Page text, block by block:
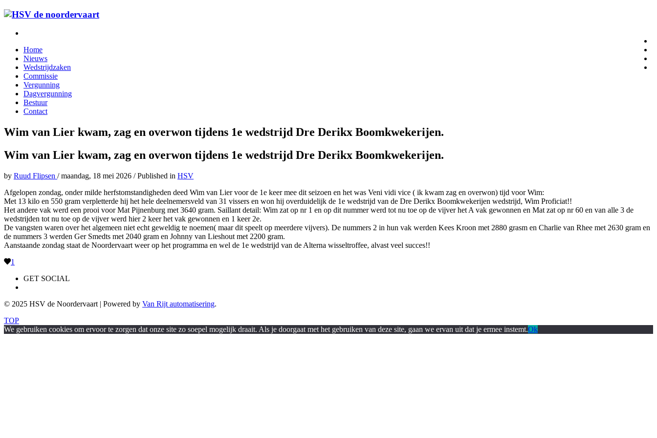
Home
Nieuws
Wedstrijdzaken
Commissie
Vergunning
Dagvergunning
Bestuur
Contact
Wim van Lier kwam, zag en overwon tijdens 1e wedstrijd Dre Derikx Boomkwekerijen.
Wim van Lier kwam, zag en overwon tijdens 1e wedstrijd Dre Derikx Boomkwekerijen.
by Ruud Flipsen /maandag, 18 mei 2026 /Published in HSV
Afgelopen zondag, onder milde herfstomstandigheden deed Wim van Lier voor de 1e keer mee dit seizoen en het was Veni vidi vice ( ik kwam zag en overwon) tijd voor Wim:
Met 13 kilo en 550 gram verpletterde hij het hele deelnemersveld van 31 vissers en won hij overduidelijk de 1e wedstrijd van de Dre Derikx Boomkwekerijen wedstrijd, Wim Proficiat!!
Het andere vak werd een prooi voor Mat Pijnenburg met 3640 gram. Saillant detail: Wim zat op nr 1 en op dit nummer werd tot nu toe op de vijver het A vak gewonnen en Mat zat op nr 60 en van alle 3 de
wedstrijden tot nu toe op de vijver werd hier 2 keer het vak gewonnen en 1 keer 2e.
De vangsten waren over het algemeen niet echt geweldig te noemen( maar dit speelt op meerdere vijvers). De nummers 2 in hun vak werden Kees Kroon met 2880 grasm en Charlie van Rhee met 2630 gram en
de nummers 3 werden Ger Smedts met 2040 gram en Johnny van Lieshout met 2200 gram.
Aanstaande zondag staat de Noordervaart weer op het programma en wel de 1e wedstrijd van de Alterna wisseltroffee, alvast veel succes!!
1
GET SOCIAL
© 2025 HSV de Noordervaart | Powered by Van Rijt automatisering.
TOP
We gebruiken cookies om ervoor te zorgen dat onze site zo soepel mogelijk draait. Als je doorgaat met het gebruiken van deze site, gaan we ervan uit dat je ermee instemt.Ok